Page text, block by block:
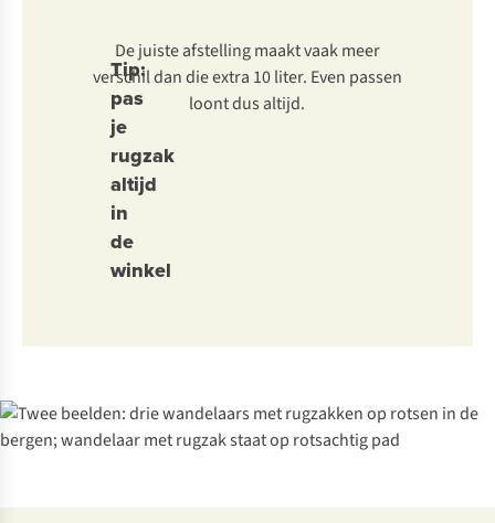
Tip:
pas
je
rugzak
altijd
in
de
winkel
De juiste afstelling maakt vaak meer
verschil dan die extra 10 liter. Even passen
loont dus altijd.